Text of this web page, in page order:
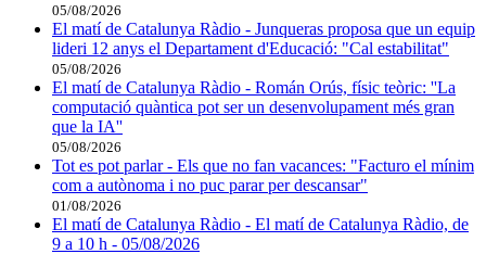
05/08/2026
El matí de Catalunya Ràdio - Junqueras proposa que un equip
lideri 12 anys el Departament d'Educació: "Cal estabilitat"
05/08/2026
El matí de Catalunya Ràdio - Román Orús, físic teòric: ''La
computació quàntica pot ser un desenvolupament més gran
que la IA''
05/08/2026
Tot es pot parlar - Els que no fan vacances: "Facturo el mínim
com a autònoma i no puc parar per descansar"
01/08/2026
El matí de Catalunya Ràdio - El matí de Catalunya Ràdio, de
9 a 10 h - 05/08/2026